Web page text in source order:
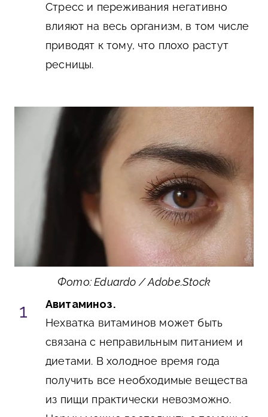
Стресс и переживания негативно
влияют на весь организм, в том числе
приводят к тому, что плохо растут
ресницы.
Фото: Eduardo / Adobe.Stock
Авитаминоз.
Нехватка витаминов может быть
связана с неправильным питанием и
диетами. В холодное время года
получить все необходимые вещества
из пищи практически невозможно.